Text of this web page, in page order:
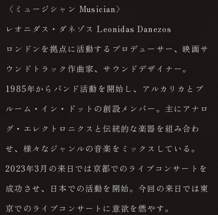
〈ミュージシャン Musician〉
レオニダス・ダネゾス Leonidas Danezos
ロンドンを拠点に活動するプロデューサー、映画サ
ウンドトラック作曲家、サウンドデザイナー。
1985年からバンド活動を開始し、アルカリカとブ
ルーム・イン・ドットの創設メンバー。主にアナロ
グ・エレクトロニクスと伝統的な楽器を組み合わ
せ、様々なジャンルの音楽をミックスしている。
2023年3月の来日では京都でのライブコンサートを
成功させ、日本での活動を開始。今回の来日では東
京でのライブコンサートに意欲を燃やす。